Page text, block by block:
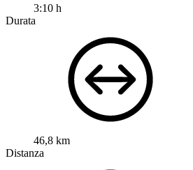
3:10 h
Durata
46,8 km
Distanza